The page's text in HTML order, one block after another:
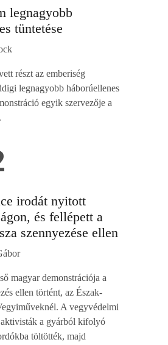
legnagyobb
tüntetése
részt az emberiség
legnagyobb háborúellenes
egyik szervezője a
irodát nyitott
és fellépett a
szennyezése ellen
magyar demonstrációja a
ellen történt, az Észak-
A vegyvédelmi
a gyárból kifolyó
töltötték, majd